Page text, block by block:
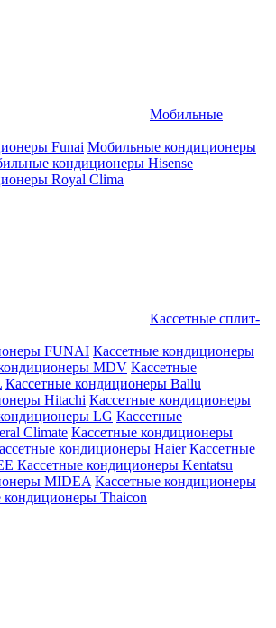
Мобильные
Funai Мобильные кондиционеры
кондиционеры Hisense
Royal Clima
Кассетные сплит-
FUNAI Кассетные кондиционеры
MDV Кассетные
Кассетные кондиционеры Ballu
Hitachi Кассетные кондиционеры
LG Кассетные
Climate Кассетные кондиционеры
кондиционеры Haier Кассетные
Кассетные кондиционеры Kentatsu
MIDEA Кассетные кондиционеры
кондиционеры Thaicon